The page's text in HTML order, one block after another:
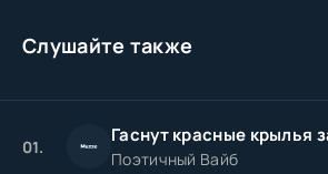
Слушайте также
01.
Поэтичный Вайб